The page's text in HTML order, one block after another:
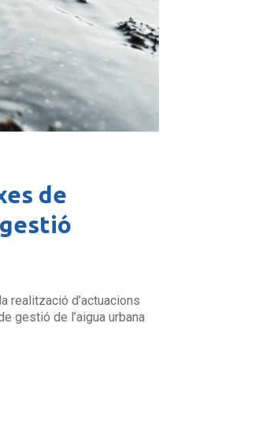
de
realització d’actuacions
gestió de l’aigua urbana